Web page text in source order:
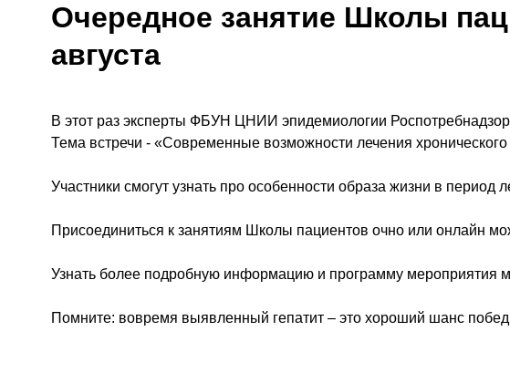
Очередное занятие Школы
августа
В этот раз эксперты ФБУН ЦНИИ эпидемиологии
Тема встречи - «Современные возможности лечения хронического
Участники смогут узнать про особенности образа жизни в
Присоединиться к занятиям Школы пациентов очно или онлайн
Узнать более подробную информацию и программу мероприятия
Помните: вовремя выявленный гепатит – это хороший шанс